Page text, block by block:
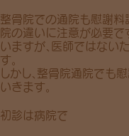
整骨院での通院も慰謝料
院の違いに注意が必要で
いますが、医師ではない
す。
しかし、整骨院通院でも
いきます。
初診は病院で